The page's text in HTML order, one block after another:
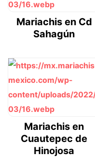
Mariachis en Cd
Sahagún
Mariachis en
Cuautepec de
Hinojosa